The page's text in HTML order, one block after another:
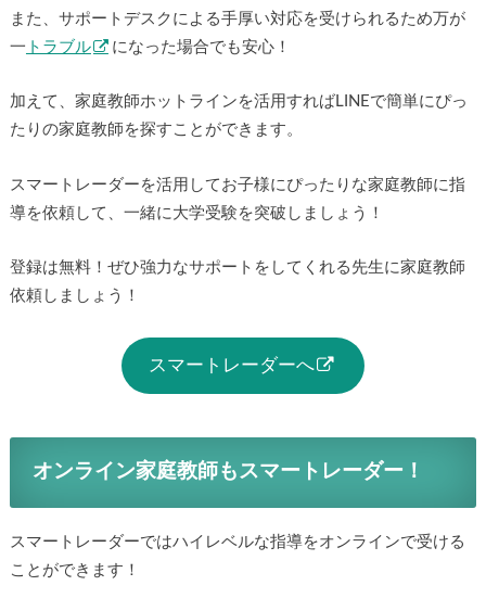
また、サポートデスクによる手厚い対応を受けられるため万が
一 トラブル になった場合でも安心！
加えて、家庭教師ホットラインを活用すればLINEで簡単にぴっ
たりの家庭教師を探すことができます。
スマートレーダーを活用してお子様にぴったりな家庭教師に指
導を依頼して、一緒に大学受験を突破しましょう！
登録は無料！ぜひ強力なサポートをしてくれる先生に家庭教師
依頼しましょう！
スマートレーダーへ
オンライン家庭教師もスマートレーダー！
スマートレーダーではハイレベルな指導をオンラインで受ける
ことができます！